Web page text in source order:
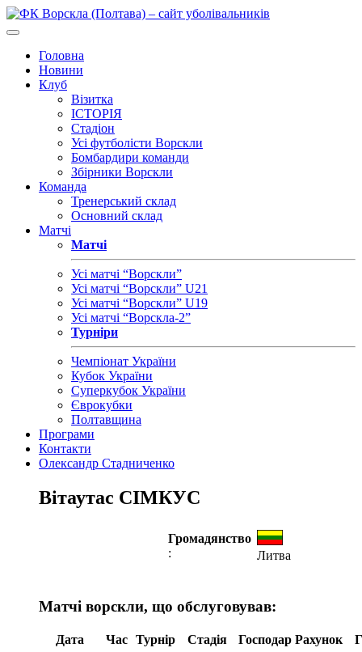
Головна
Новини
Клуб
Візитка
ІСТОРІЯ
Стадіон
Усі футболісти Ворскли
Бомбардири команди
Збірники Ворскли
Команда
Тренерський склад
Основний склад
Матчі
Матчі
Усі матчі “Ворскли”
Усі матчі “Ворскли” U21
Усі матчі “Ворскли” U19
Усі матчі “Ворскла-2”
Турніри
Чемпіонат України
Кубок України
Суперкубок України
Єврокубки
Полтавщина
Програми
Контакти
Олександр Стадниченко
Вітаутас СІМКУС
Громадянство
:
Литва
Матчі ворскли, що обслуговував:
Дата Час Турнір Стадія Господар Рахунок